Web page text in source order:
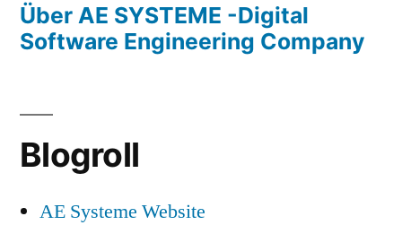
Über AE SYSTEME -Digital
Software Engineering Company
Blogroll
AE Systeme Website